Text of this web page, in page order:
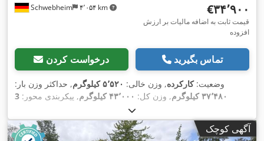
Schwebheim ۴٬۰۵۴ km ‎€۳۴٬۹۰۰
قیمت ثابت به اضافه مالیات بر ارزش
افزوده
درخواست کردن تماس بگیرید
وضعیت:کارکرده, وزن خالی: ۵٬۵۲۰ کیلوگرم
, حداکثر وزن بار:
۳۷٬۴۸۰ کیلوگرم
, وزن کل: ۴۳٬۰۰۰ کیلوگرم , پیکربندی محور: 3
, ثبت‌نام اولیه:
سیستم تعلیق:هوا, سایز تایر: 385/55 R22,5 160K , رنگ:دیگر, نوع
چرخ‌دنده:دیگر, اندازه لاستیک جلو: 385/55 R22,5 160K, سایز تایر
آگهی کوچک